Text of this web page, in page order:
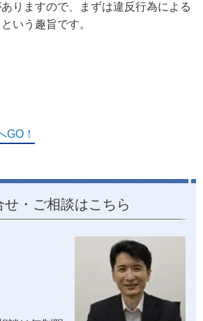
ありますので、まずは違反行為による
いう趣旨です。
GO！
せ・ご相談はこちら